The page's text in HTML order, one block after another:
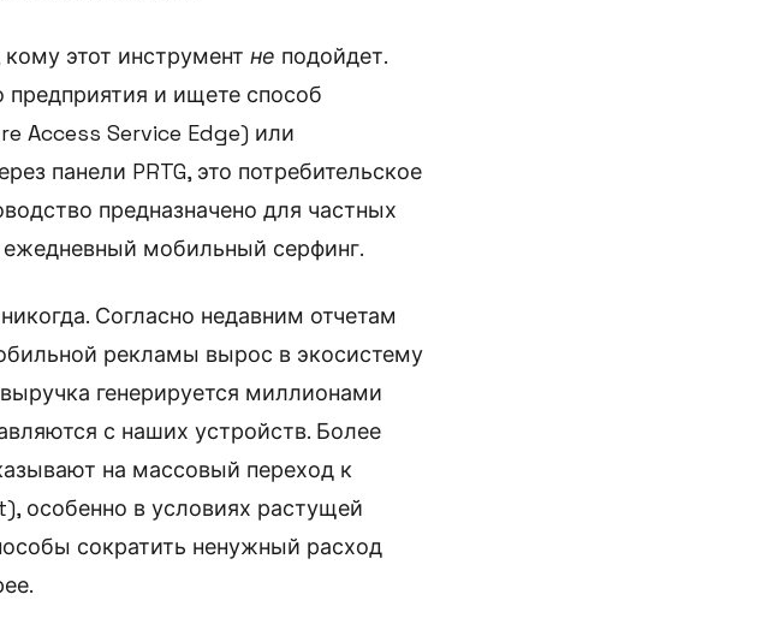
этот инструмент не подойдет.
и ищете способ
Access Service Edge) или
панели PRTG, это потребительское
предназначено для частных
мобильный серфинг.
Согласно недавним отчетам
рекламы вырос в экосистему
генерируется миллионами
с наших устройств. Более
на массовый переход к
особенно в условиях растущей
сократить ненужный расход